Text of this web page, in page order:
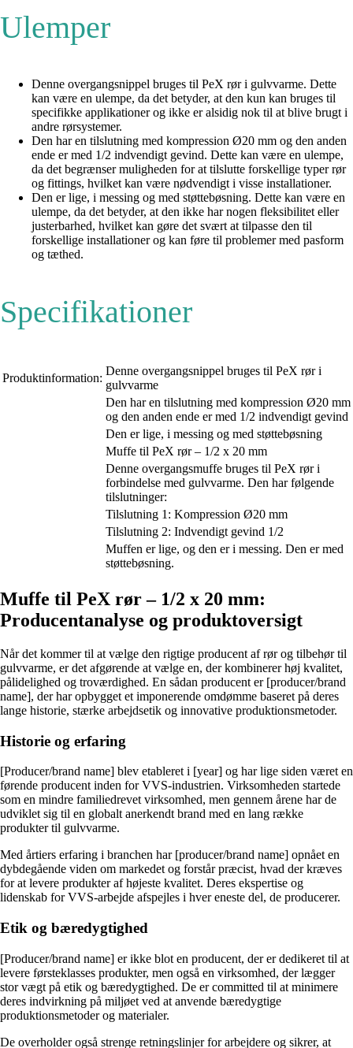
Ulemper
Denne overgangsnippel bruges til PeX rør i gulvvarme. Dette
kan være en ulempe, da det betyder, at den kun kan bruges til
specifikke applikationer og ikke er alsidig nok til at blive brugt i
andre rørsystemer.
Den har en tilslutning med kompression Ø20 mm og den anden
ende er med 1/2 indvendigt gevind. Dette kan være en ulempe,
da det begrænser muligheden for at tilslutte forskellige typer rør
og fittings, hvilket kan være nødvendigt i visse installationer.
Den er lige, i messing og med støttebøsning. Dette kan være en
ulempe, da det betyder, at den ikke har nogen fleksibilitet eller
justerbarhed, hvilket kan gøre det svært at tilpasse den til
forskellige installationer og kan føre til problemer med pasform
og tæthed.
Specifikationer
Produktinformation:
Denne overgangsnippel bruges til PeX rør i
gulvvarme
Den har en tilslutning med kompression Ø20 mm
og den anden ende er med 1/2 indvendigt gevind
Den er lige, i messing og med støttebøsning
Muffe til PeX rør – 1/2 x 20 mm
Denne overgangsmuffe bruges til PeX rør i
forbindelse med gulvvarme. Den har følgende
tilslutninger:
Tilslutning 1: Kompression Ø20 mm
Tilslutning 2: Indvendigt gevind 1/2
Muffen er lige, og den er i messing. Den er med
støttebøsning.
Muffe til PeX rør – 1/2 x 20 mm:
Producentanalyse og produktoversigt
Når det kommer til at vælge den rigtige producent af rør og tilbehør til
gulvvarme, er det afgørende at vælge en, der kombinerer høj kvalitet,
pålidelighed og troværdighed. En sådan producent er [producer/brand
name], der har opbygget et imponerende omdømme baseret på deres
lange historie, stærke arbejdsetik og innovative produktionsmetoder.
Historie og erfaring
[Producer/brand name] blev etableret i [year] og har lige siden været en
førende producent inden for VVS-industrien. Virksomheden startede
som en mindre familiedrevet virksomhed, men gennem årene har de
udviklet sig til en globalt anerkendt brand med en lang række
produkter til gulvvarme.
Med årtiers erfaring i branchen har [producer/brand name] opnået en
dybdegående viden om markedet og forstår præcist, hvad der kræves
for at levere produkter af højeste kvalitet. Deres ekspertise og
lidenskab for VVS-arbejde afspejles i hver eneste del, de producerer.
Etik og bæredygtighed
[Producer/brand name] er ikke blot en producent, der er dedikeret til at
levere førsteklasses produkter, men også en virksomhed, der lægger
stor vægt på etik og bæredygtighed. De er committed til at minimere
deres indvirkning på miljøet ved at anvende bæredygtige
produktionsmetoder og materialer.
De overholder også strenge retningslinjer for arbejdere og sikrer, at